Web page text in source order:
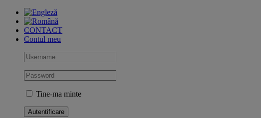
Skip
contentCONTACT
Contul meu
Tine-ma minte